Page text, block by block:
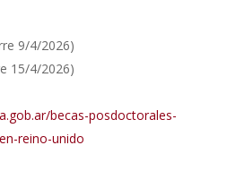
9/4/2026)
15/4/2026)
becas-posdoctorales-
reino-unido